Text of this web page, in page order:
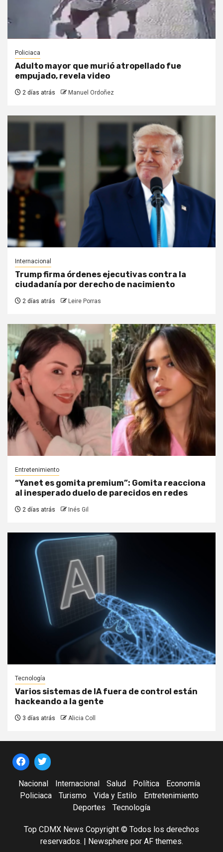
Policiaca
Adulto mayor que murió atropellado fue
empujado, revela video
2 días atrás Manuel Ordoñez
Internacional
Trump firma órdenes ejecutivas contra la
ciudadanía por derecho de nacimiento
2 días atrás Leire Porras
Entretenimiento
“Yanet es gomita premium”: Gomita reacciona
al inesperado duelo de parecidos en redes
2 días atrás Inés Gil
Tecnología
Varios sistemas de IA fuera de control están
hackeando a la gente
3 días atrás Alicia Coll
Nacional Internacional Salud Política
Economía
Policiaca
Turismo Vida y Estilo
Entretenimiento
Deportes
Tecnología
Top CDMX News Copyright © Todos los derechos
reservados. | Newspherepor AF themes.